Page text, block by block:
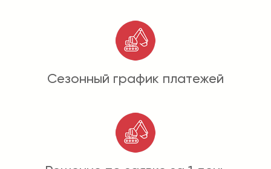
Сезонный график платежей